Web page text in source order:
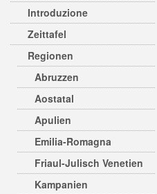
Introduzione
Zeittafel
Regionen
Abruzzen
Aostatal
Apulien
Emilia-Romagna
Friaul-Julisch Venetien
Kampanien